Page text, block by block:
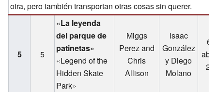
otra, pero también transportan otras cosas sin querer.
5 5
«La leyenda
del parque de
patinetas»
«Legend of the
Hidden Skate
Park»
Miggs
Perez and
Chris
Allison
Isaac
González
y Diego
Molano
6